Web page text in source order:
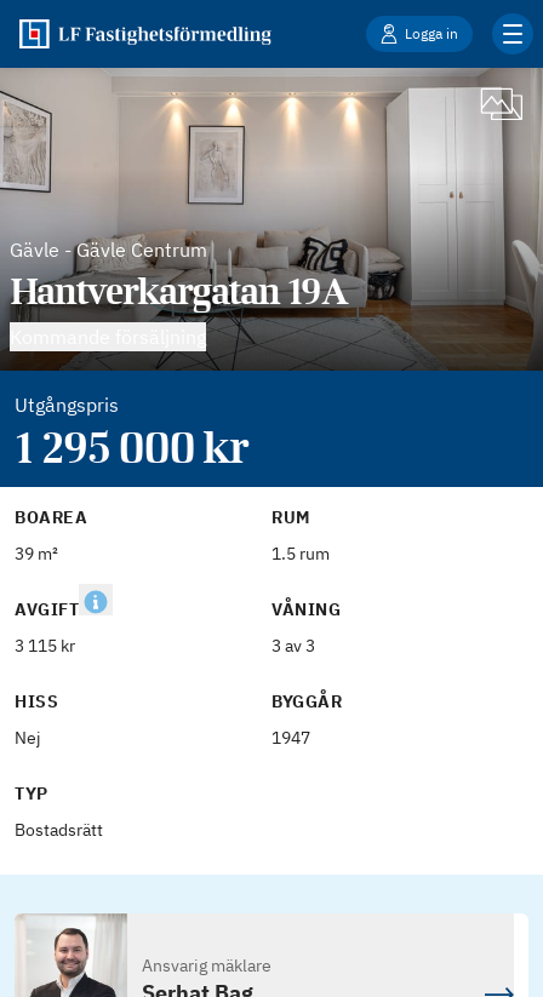
Logga in
Gävle -Gävle Centrum
Hantverkargatan 19A
Utgångspris
1 295 000kr
BOAREA
39 m²
RUM
1.5 rum
AVGIFT
3 115 kr
VÅNING
3 av 3
HISS
Nej
BYGGÅR
1947
TYP
Bostadsrätt
Ansvarig mäklare